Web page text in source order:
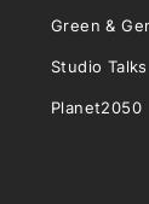
Green &
Studio Talks
Planet2050